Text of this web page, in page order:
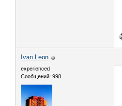
Ivаn Lеon
experienced
Сообщений: 998